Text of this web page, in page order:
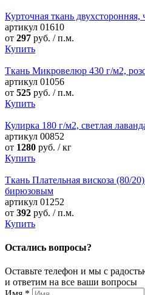
Курточная ткань двухсторонняя,
артикул 01610
от 297 руб. / п.м.
Купить
Ткань Микровелюр 430 г/м2,
артикул 01056
от 525 руб. / п.м.
Купить
Кулирка 180 г/м2, светлая
артикул 00852
от 1280 руб. / кг
Купить
Ткань Плательная вискоза (80/
бирюзовым
артикул 01252
от 392 руб. / п.м.
Купить
Остались вопросы?
Оставьте телефон и мы с
и ответим на все ваши вопросы